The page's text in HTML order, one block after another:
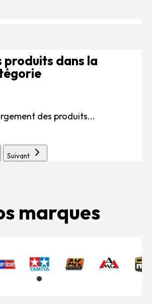
produits dans la
des produits...
Suivant
marques